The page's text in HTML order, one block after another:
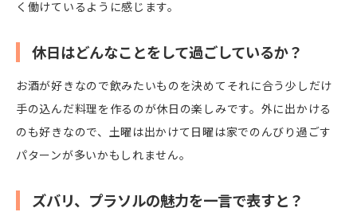
く働けているように感じます。
休日はどんなことをして過ごしているか？
お酒が好きなので飲みたいものを決めてそれに合う少しだけ
手の込んだ料理を作るのが休日の楽しみです。外に出かける
のも好きなので、土曜は出かけて日曜は家でのんびり過ごす
パターンが多いかもしれません。
ズバリ、プラソルの魅力を一言で表すと？